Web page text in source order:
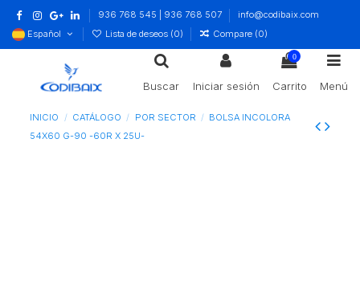
936 768 545 | 936 768 507
info@codibaix.com
Español
Lista de deseos (0) Compare (0)
Buscar Iniciar sesión
0
Carrito Menú
INICIO CATÁLOGO POR SECTOR
BOLSA INCOLORA
54X60 G-90 -60R X 25U-